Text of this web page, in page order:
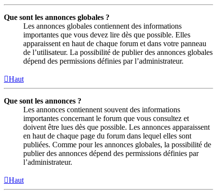
Que sont les annonces globales ?
Les annonces globales contiennent des informations
importantes que vous devez lire dès que possible. Elles
apparaissent en haut de chaque forum et dans votre panneau
de l’utilisateur. La possibilité de publier des annonces globales
dépend des permissions définies par l’administrateur.
Haut
Que sont les annonces ?
Les annonces contiennent souvent des informations
importantes concernant le forum que vous consultez et
doivent être lues dès que possible. Les annonces apparaissent
en haut de chaque page du forum dans lequel elles sont
publiées. Comme pour les annonces globales, la possibilité de
publier des annonces dépend des permissions définies par
l’administrateur.
Haut